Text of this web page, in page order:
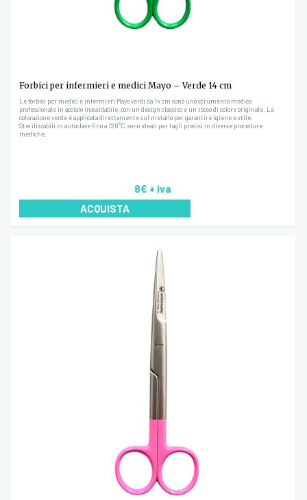
Forbici per infermieri e medici Mayo – Verde 14 cm
Le forbici per medici e infermieri Mayo verdi da 14 cm sono uno strumento medico
professionale in acciaio inossidabile, con un design classico e un tocco di colore originale. La
colorazione verde è applicata direttamente sul metallo per garantire igiene e stile.
Sterilizzabili in autoclave fino a 120°C, sono ideali per tagli precisi in diverse procedure
mediche.
8€ + iva
ACQUISTA